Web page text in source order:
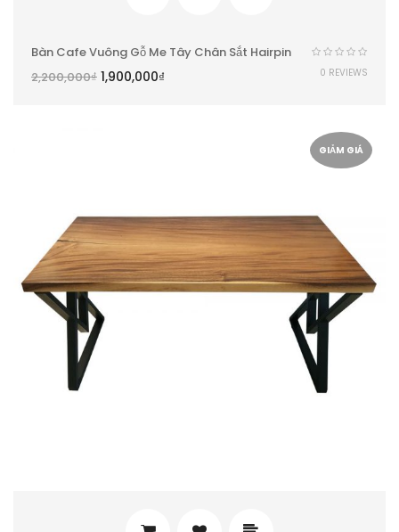
Bàn Cafe Vuông Gỗ Me Tây Chân Sắt Hairpin
2,200,000₫ 1,900,000₫ 0 REVIEWS
GIẢM GIÁ